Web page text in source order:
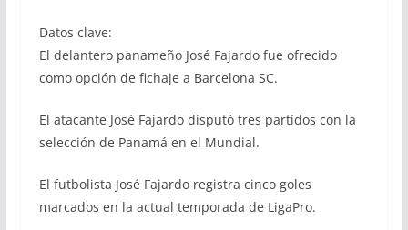
Datos clave:
El delantero panameño José Fajardo fue ofrecido
como opción de fichaje a Barcelona SC.
El atacante José Fajardo disputó tres partidos con la
selección de Panamá en el Mundial.
El futbolista José Fajardo registra cinco goles
marcados en la actual temporada de LigaPro.